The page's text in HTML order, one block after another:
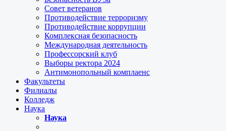
Совет ветеранов
Противодействие терроризму
Противодействие коррупции
Комплексная безопасность
Международная деятельность
Профессорский клуб
Выборы ректора 2024
Антимонопольный комплаенс
Факультеты
Филиалы
Колледж
Наука
Наука